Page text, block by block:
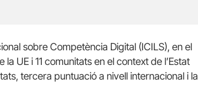
sobre Competència Digital (ICILS), en el
UE i 11 comunitats en el context de l’Estat
tercera puntuació a nivell internacional i la